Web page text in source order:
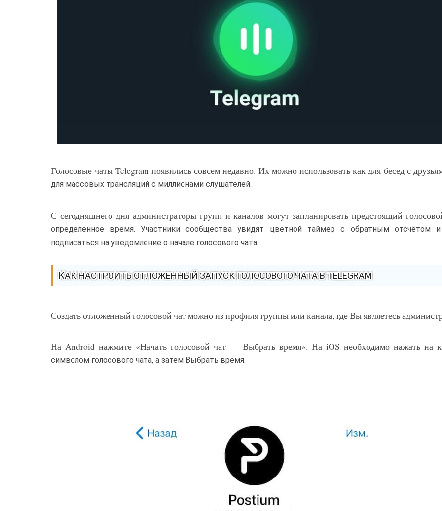
Голосовые чаты Telegram появились совсем недавно. Их можно использовать как для бесед с
для массовых трансляций с миллионами слушателей.
С сегодняшнего дня администраторы групп и каналов могут запланировать предстоящий
определенное время. Участники сообщества увидят цветной таймер с обратным отсчётом
подписаться на уведомление о начале голосового чата.
КАК НАСТРОИТЬ ОТЛОЖЕННЫЙ ЗАПУСК ГОЛОСОВОГО ЧАТА В TELEGRAM
Создать отложенный голосовой чат можно из профиля группы или канала, где Вы являетесь
На Android нажмите «Начать голосовой чат — Выбрать время». На iOS необходимо нажать на
символом голосового чата, а затем Выбрать время.